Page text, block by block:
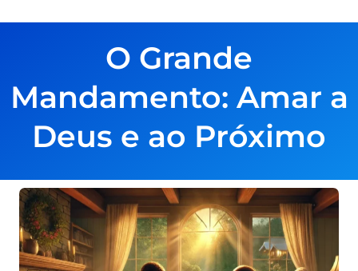
O Grande
Mandamento: Amar a
Deus e ao Próximo